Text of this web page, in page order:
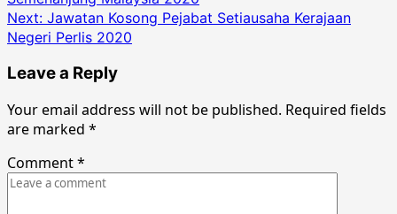
navigation
Next: Jawatan Kosong Pejabat Setiausaha Kerajaan
Negeri Perlis 2020
Leave a Reply
Your email address will not be published. Required fields
are marked *
Comment*